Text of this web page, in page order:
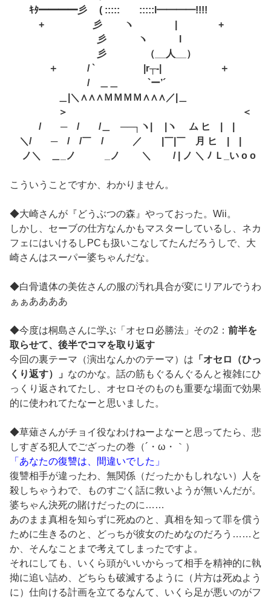
ｷﾀ━━━━彡 ( ::::: :::::l━━━━!!!!
+ 彡 ヽ | +
彡 ヽ l
彡 （__人__）
＋ / ` |r┬-| ＋
/ ＿＿ `ー’´
＿|＼∧∧∧ＭＭＭＭ∧∧∧／|＿
＞ ＜
/ ─ / /＿ ──┐ヽ| |ヽ ム ヒ | |
＼/ ─ / /￣ / ／ |￣|￣ 月 ヒ | |
ノ＼ ＿_ノ _ノ ＼ / | ノ ＼ ﾉ Ｌ_い o o
こういうことですか、わかりません。
◆大崎さんが『どうぶつの森』やっておった。Wii。
しかし、セーブの仕方なんかもマスターしているし、ネカ
フェにはいけるしPCも扱いこなしてたんだろうしで、大
崎さんはスーパー婆ちゃんだな。
◆白骨遺体の美佐さんの服の汚れ具合が変にリアルでうわ
ぁぁああああ
◆今度は桐島さんに学ぶ「オセロ必勝法」その2： 前半を
取らせて、後半でコマを取り返す
今回の裏テーマ（演出なんかのテーマ）は 「オセロ（ひっ
くり返す）」 なのかな。話の筋もぐるんぐるんと複雑にひ
っくり返されてたし、オセロそのものも重要な場面で効果
的に使われてたなーと思いました。
◆草薙さんがチョイ役なわけねーよなーと思ってたら、悲
しすぎる犯人でござったの巻（´・ω・｀）
「あなたの復讐は、間違いでした」
復讐相手が違ったわ、無関係（だったかもしれない）人を
殺しちゃうわで、ものすごく話に救いようが無いんだが。
婆ちゃん決死の賭けだったのに……
あのまま真相を知らずに死ぬのと、真相を知って罪を償う
ために生きるのと、どっちが彼女のためなのだろう……と
か、そんなことまで考えてしまったですよ。
それにしても、いくら頭がいいからって相手を精神的に執
拗に追い詰め、どちらも破滅するように（片方は死ぬよう
に）仕向ける計画を立てるなんて、いくら足が悪いのがフ